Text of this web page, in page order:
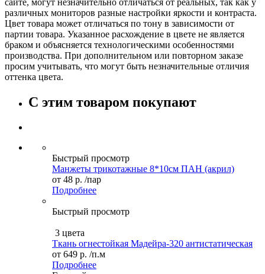
различных мониторов разные настройки яркости и контраста.
Цвет товара может отличаться по тону в зависимости от
партии товара. Указанное расхождение в цвете не является
браком и объясняется технологическими особенностями
производства. При дополнительном или повторном заказе
просим учитывать, что могут быть незначительные отличия
оттенка цвета.
С этим товаром покупают
Быстрый просмотр
Манжеты трикотажные 8*10см ПАН (акрил)
от 48 р. /пар
Подробнее
Быстрый просмотр
3 цвета
Ткань огнестойкая Мадейра-320 антистатическая
от 649 р. /п.м
Подробнее